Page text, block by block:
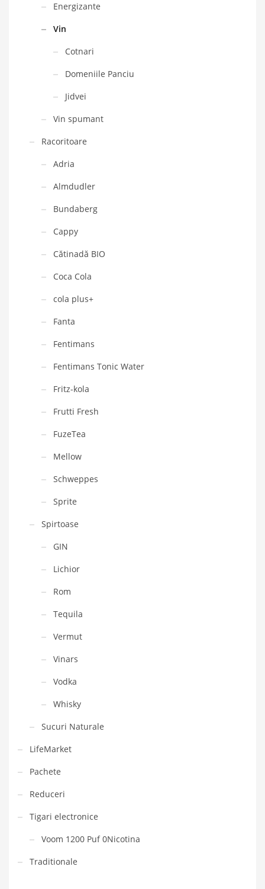
Energizante
Vin
Cotnari
Domeniile Panciu
Jidvei
Vin spumant
Racoritoare
Adria
Almdudler
Bundaberg
Cappy
Cătinadă BIO
Coca Cola
cola plus+
Fanta
Fentimans
Fentimans Tonic Water
Fritz-kola
Frutti Fresh
FuzeTea
Mellow
Schweppes
Sprite
Spirtoase
GIN
Lichior
Rom
Tequila
Vermut
Vinars
Vodka
Whisky
Sucuri Naturale
LifeMarket
Pachete
Reduceri
Tigari electronice
Voom 1200 Puf 0Nicotina
Traditionale